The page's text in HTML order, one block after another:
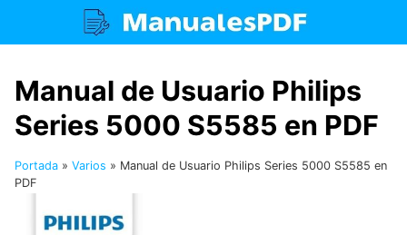
Manual de Usuario Philips
Series 5000 S5585 en PDF
Portada » Varios » Manual de Usuario Philips Series 5000 S5585 en
PDF